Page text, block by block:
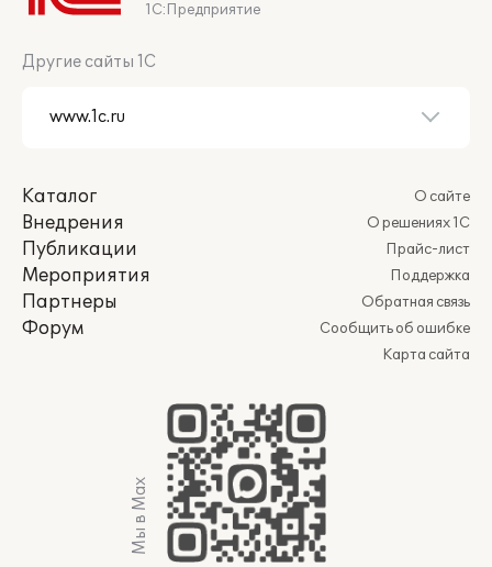
1С:Предприятие
Другие сайты 1С
Каталог
Внедрения
Публикации
Мероприятия
Партнеры
Форум
О сайте
О решениях 1С
Прайс-лист
Поддержка
Обратная связь
Сообщить об ошибке
Карта сайта
Мы в Max